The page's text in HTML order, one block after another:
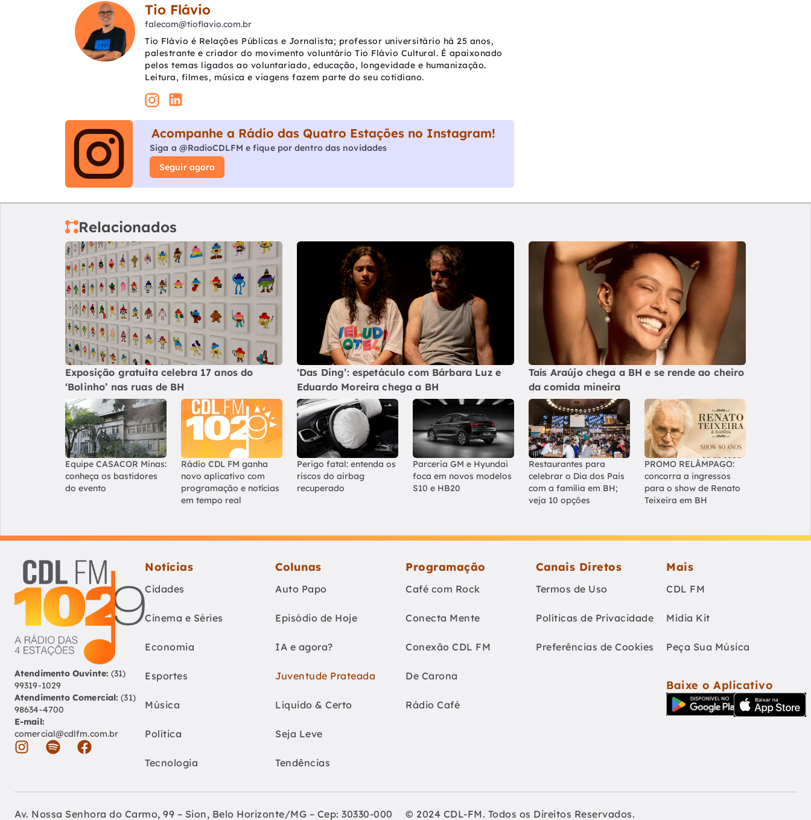
Tio Flávio
falecom@tioflavio.com.br
Tio Flávio é Relações Públicas e Jornalista; professor universitário há 25 anos,
palestrante e criador do movimento voluntário Tio Flávio Cultural. É apaixonado
pelos temas ligados ao voluntariado, educação, longevidade e humanização.
Leitura, filmes, música e viagens fazem parte do seu cotidiano.
Acompanhe a Rádio das Quatro Estações no Instagram!
Siga a @RadioCDLFM e fique por dentro das novidades
Seguir agora
Relacionados
Exposição gratuita celebra 17 anos do
‘Bolinho’ nas ruas de BH
‘Das Ding’: espetáculo com Bárbara Luz e
Eduardo Moreira chega a BH
Taís Araújo chega a BH e se rende ao cheiro
da comida mineira
Equipe CASACOR Minas:
conheça os bastidores
do evento
Rádio CDL FM ganha
novo aplicativo com
programação e notícias
em tempo real
Perigo fatal: entenda os
riscos do airbag
recuperado
Parceria GM e Hyundai
foca em novos modelos
S10 e HB20
Restaurantes para
celebrar o Dia dos Pais
com a família em BH;
veja 10 opções
PROMO RELÂMPAGO:
concorra a ingressos
para o show de Renato
Teixeira em BH
Atendimento Ouvinte: (31)
99319-1029
Atendimento Comercial: (31)
98634-4700
E-mail:
comercial@cdlfm.com.br
Notícias
Cidades
Cinema e Séries
Economia
Esportes
Música
Política
Tecnologia
Colunas
Auto Papo
Episódio de Hoje
IA e agora?
Juventude Prateada
Líquido & Certo
Seja Leve
Tendências
Programação
Café com Rock
Conecta Mente
Conexão CDL FM
De Carona
Rádio Café
Canais Diretos
Termos de Uso
Políticas de Privacidade
Preferências de Cookies
Mais
CDL FM
Mídia Kit
Peça Sua Música
Baixe o Aplicativo
Av. Nossa Senhora do Carmo, 99 – Sion, Belo Horizonte/MG – Cep: 30330-000 © 2024 CDL-FM. Todos os Direitos Reservados.